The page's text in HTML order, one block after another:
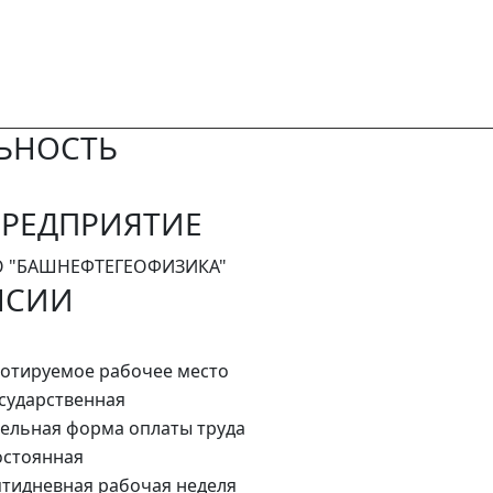
"БАШНЕФТЕГЕОФИЗИКА"
рабочее место
форма оплаты труда
рабочая неделя